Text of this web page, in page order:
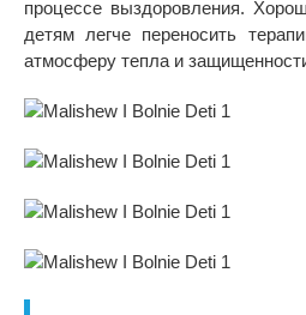
процессе выздоровления.
детям легче переносить
атмосферу тепла и